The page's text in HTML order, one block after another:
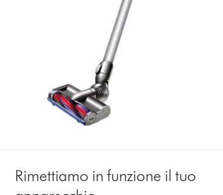
Rimettiamo in funzione il tuo